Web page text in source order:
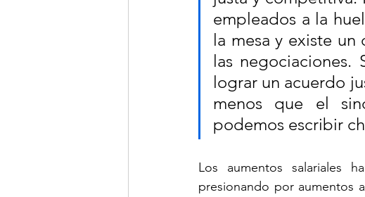
empleados a la
la mesa y existe
las negociaciones.
lograr un acuerdo
menos que el
podemos escribir
Los aumentos salariales
presionando por aumentos